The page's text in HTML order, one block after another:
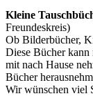
Kleine
Freundeskreis)
Ob Bilderbücher,
Diese Bücher kann
mit nach Hause
Bücher
Wir wünschen viel